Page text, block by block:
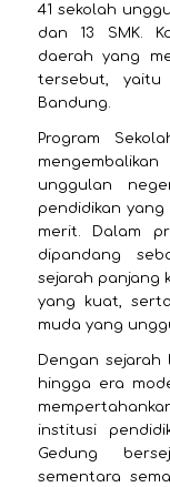
41 sekolah
dan 13 SMK.
daerah yang
tersebut,
Bandung.
Program
unggulan
pendidikan
merit. Dalam
dipandang
sejarah panjang
yang kuat,
muda yang
Dengan sejarah
hingga era
institusi
Gedung
sementara